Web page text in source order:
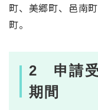
町、美郷町、邑南
町。
2 申請受
期間